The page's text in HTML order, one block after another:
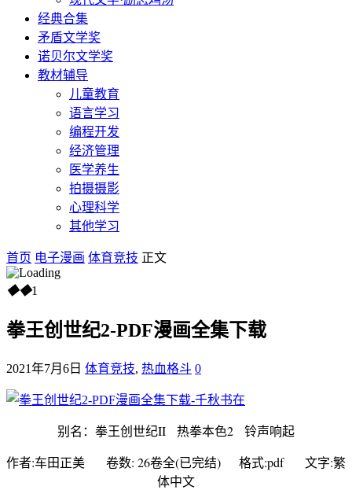
经典合集
矛盾文学奖
诺贝尔文学奖
教材辅导
儿童教育
语言学习
编程开发
经济管理
医学养生
拍摄摄影
心理科学
其他学习
首页 电子漫画 体育竞技 正文
◆◆1
拳王创世纪2-PDF漫画全集下载
2021年7月6日 体育竞技, 热血格斗 0
别名：拳王创世纪II 热拳本色2 铃声响起
作者:车田正美 卷数: 26卷全(已完结) 格式:pdf 文字:繁
体中文